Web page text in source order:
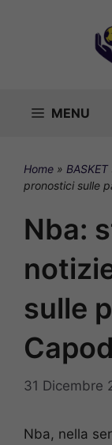
MENU
Home » BASKET
pronostici sulle
Nba:
sulle
31 Dicembre
Nba, nella